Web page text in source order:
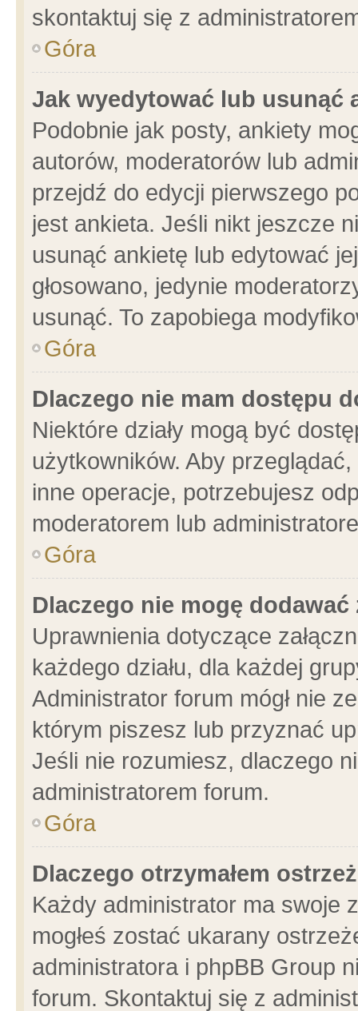
skontaktuj się z
Góra
Jak wyedytować lub usunąć
Podobnie jak posty, ankiety
autorów, moderatorów lub
przejdź do edycji pierwszego
jest ankieta. Jeśli nikt jeszcze
usunąć ankietę lub edytować
głosowano, jedynie
usunąć. To zapobiega
Góra
Dlaczego nie mam dostępu
Niektóre działy mogą być
użytkowników. Aby
inne operacje, potrzebujesz
moderatorem lub
Góra
Dlaczego nie mogę dodawać
Uprawnienia dotyczące
każdego działu, dla każdej
Administrator forum mógł nie
którym piszesz lub przyznać
Jeśli nie rozumiesz, dlaczego
administratorem forum.
Góra
Dlaczego otrzymałem
Każdy administrator ma swoje
mogłeś zostać ukarany
administratora i phpBB Group
forum. Skontaktuj się z